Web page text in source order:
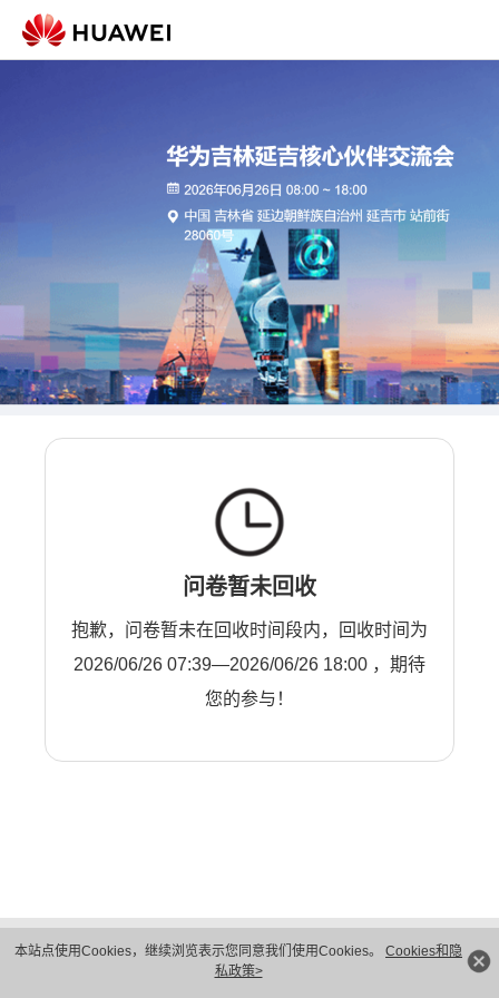
本站点使用Cookies，继续浏览表示您同意我们使用Cookies。 Cookies和隐
私政策>
问卷暂未回收
抱歉，问卷暂未在回收时间段内，回收时间为
2026/06/26 07:39—2026/06/26 18:00 ，期待
您的参与！
隐私保护
法律声明